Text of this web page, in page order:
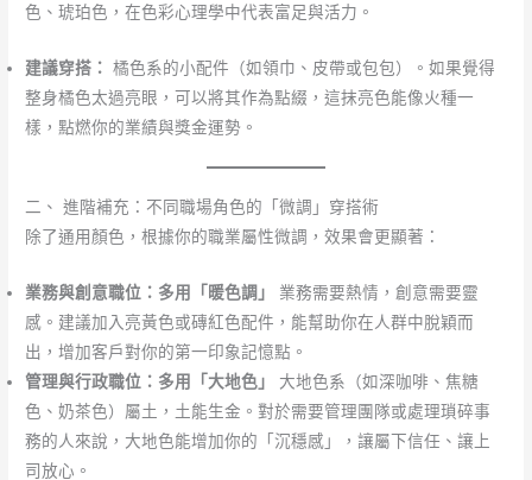
色、琥珀色，在色彩心理學中代表富足與活力。
建議穿搭： 橘色系的小配件（如領巾、皮帶或包包）。如果覺得
整身橘色太過亮眼，可以將其作為點綴，這抹亮色能像火種一
樣，點燃你的業績與獎金運勢。
二、 進階補充：不同職場角色的「微調」穿搭術
除了通用顏色，根據你的職業屬性微調，效果會更顯著：
業務與創意職位：多用「暖色調」
業務需要熱情，創意需要靈
感。建議加入亮黃色或磚紅色配件，能幫助你在人群中脫穎而
出，增加客戶對你的第一印象記憶點。
管理與行政職位：多用「大地色」
大地色系（如深咖啡、焦糖
色、奶茶色）屬土，土能生金。對於需要管理團隊或處理瑣碎事
務的人來說，大地色能增加你的「沉穩感」，讓屬下信任、讓上
司放心。